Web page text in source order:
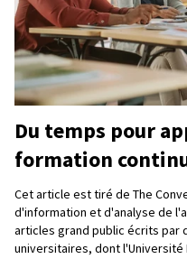
Du temps pour
formation
Cet article est tiré de The
d'information et d'analyse de
articles grand public écrits par
universitaires, dont l'Université